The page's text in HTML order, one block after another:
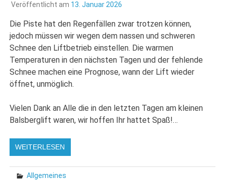
Veröffentlicht am 13. Januar 2026
Die Piste hat den Regenfällen zwar trotzen können,
jedoch müssen wir wegen dem nassen und schweren
Schnee den Liftbetrieb einstellen. Die warmen
Temperaturen in den nächsten Tagen und der fehlende
Schnee machen eine Prognose, wann der Lift wieder
öffnet, unmöglich.
Vielen Dank an Alle die in den letzten Tagen am kleinen
Balsberglift waren, wir hoffen Ihr hattet Spaß!…
WEITERLESEN
Allgemeines